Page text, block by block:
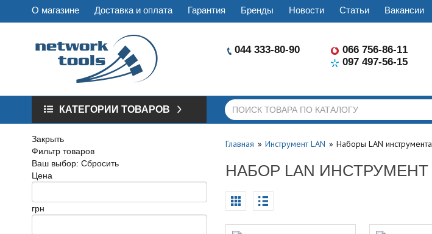
О магазине Доставка и оплата Гарантия Бренды Новости Статьи Вакансии
044 333-80-90
066 756-86-11
097 497-56-15
КАТЕГОРИИ ТОВАРОВ
Закрыть
Фильтр товаров
Ваш выбор: Сбросить
Цена
грн
Главная Инструмент LAN Наборы LAN инструмента
НАБОР LAN ИНСТРУМЕНТ